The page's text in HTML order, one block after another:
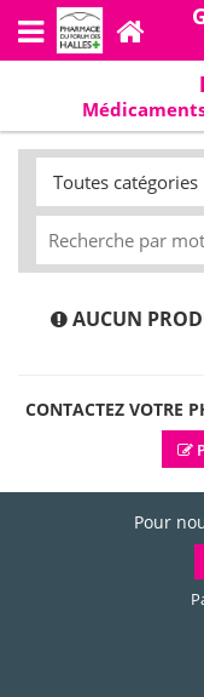
AUCUN
CONTACTEZ VOTRE
Pour